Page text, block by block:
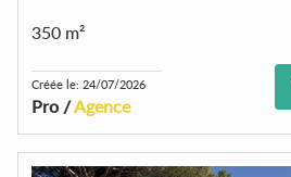
350 m²
Créée le: 24/07/2026
Pro /Agence